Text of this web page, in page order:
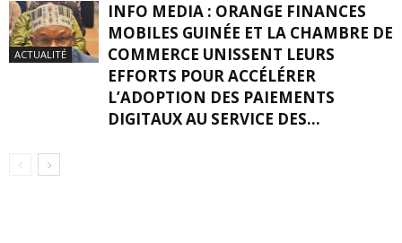
ACTUALITÉ
INFO MEDIA : ORANGE FINANCES
MOBILES GUINÉE ET LA CHAMBRE DE
COMMERCE UNISSENT LEURS
EFFORTS POUR ACCÉLÉRER
L’ADOPTION DES PAIEMENTS
DIGITAUX AU SERVICE DES...